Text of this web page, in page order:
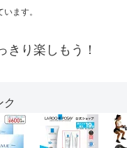
ます。
きり楽しもう！
ク